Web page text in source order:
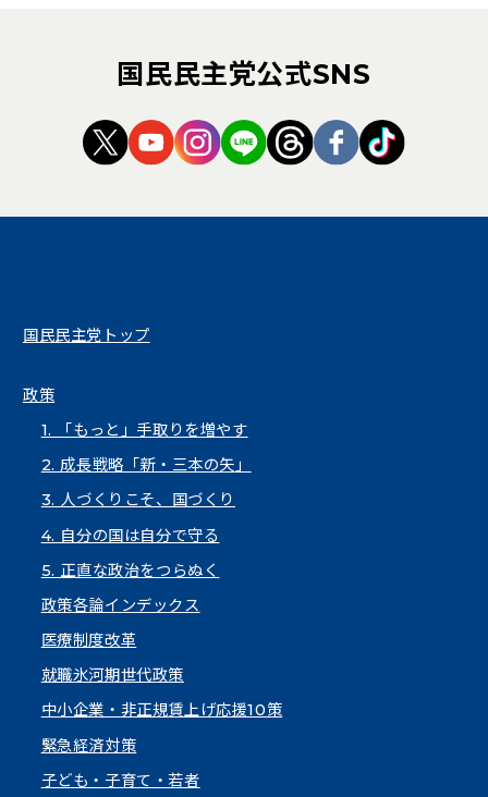
国民民主党公式SNS
（新しいタブで開く）
（新しいタブで開く）
（新しいタブで開く）
（新しいタブで開く）
（新しいタブで開
（新しいタブ
（新しい
国民民主党トップ
政策
1. 「もっと」手取りを増やす
2. 成長戦略「新・三本の矢」
3. 人づくりこそ、国づくり
4. 自分の国は自分で守る
5. 正直な政治をつらぬく
政策各論インデックス
医療制度改革
就職氷河期世代政策
中小企業・非正規賃上げ応援10策
緊急経済対策
子ども・子育て・若者